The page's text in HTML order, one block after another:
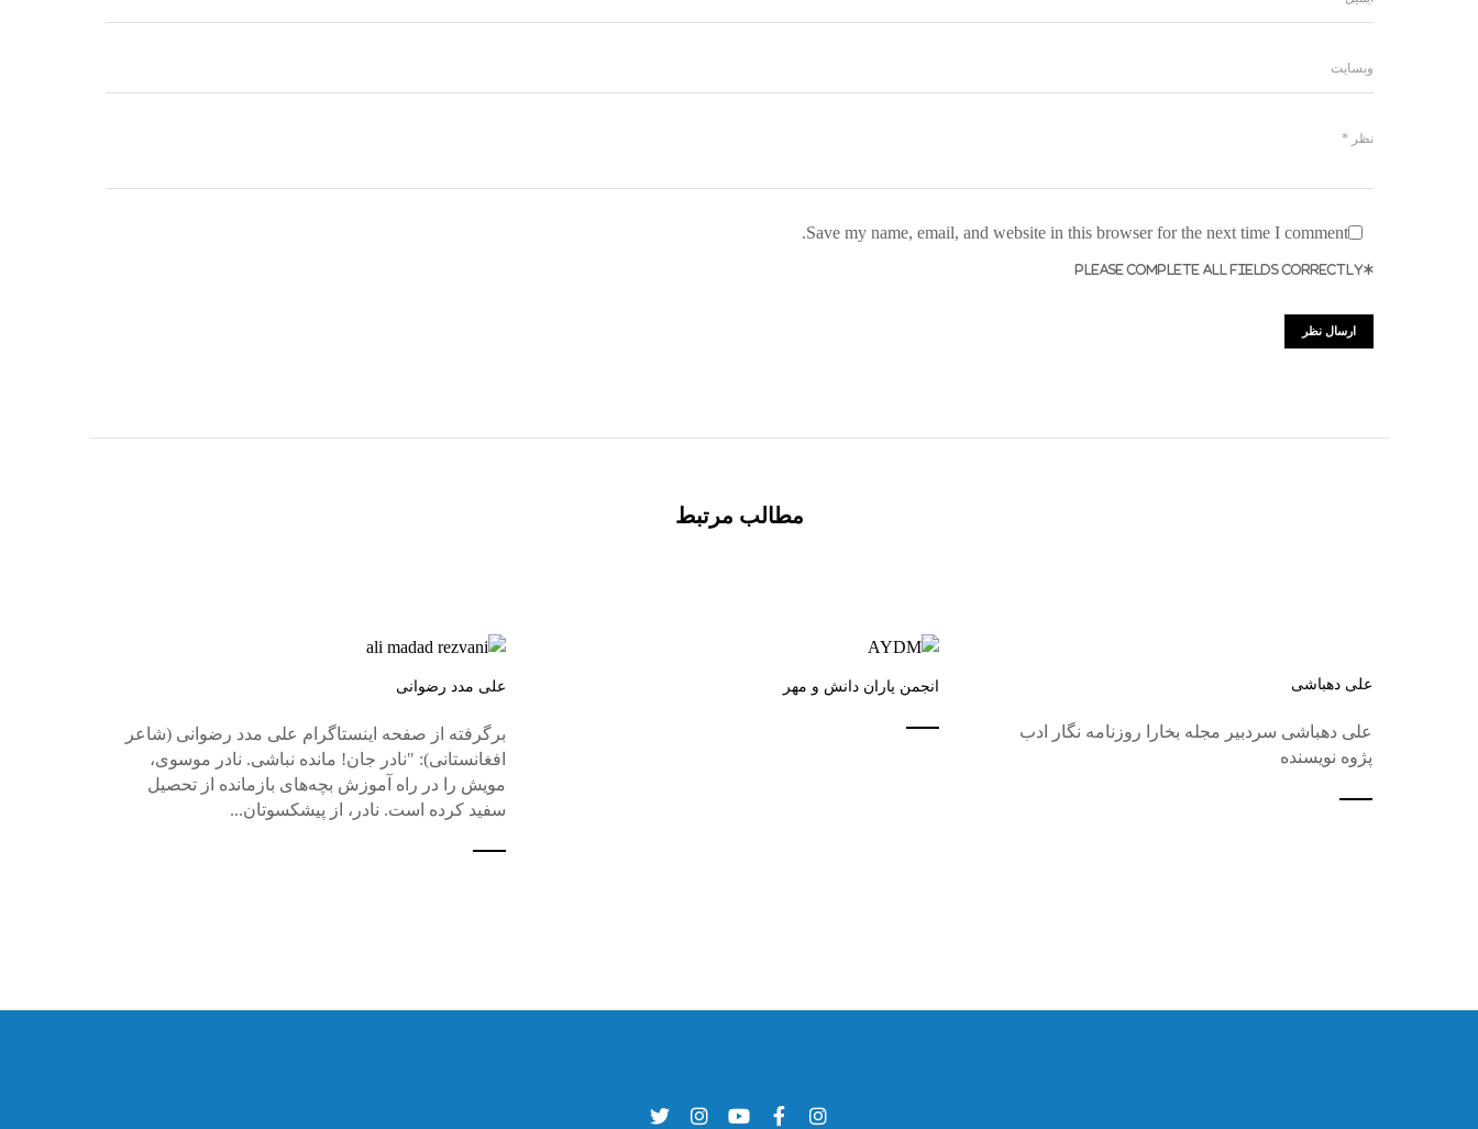
Save my name, email, and website in this browser for the next time I comment.
*PLEASE COMPLETE ALL FIELDS CORRECTLY
مطالب مرتبط
علی مدد رضوانی
برگرفته از صفحه اینستاگرام علی مدد رضوانی (شاعر
افغانستانی): "نادر جان! مانده نباشی. نادر موسوی،
مویش را در راه آموزش بچه‌های بازمانده از تحصیل
سفید کرده است. نادر، از پیشکسوتان...
انجمن یاران دانش و مهر علی دهباشی
علی دهباشی سردبیر مجله بخارا روزنامه نگار ادب
پژوه نویسنده